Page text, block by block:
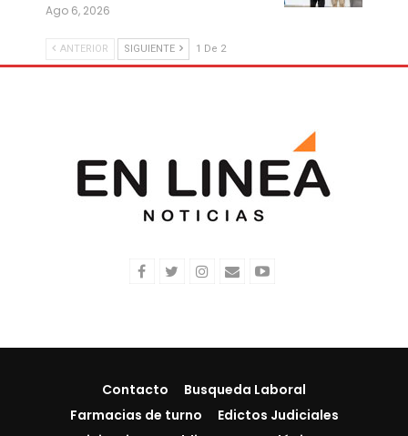
Ago 6, 2026
ANTERIOR SIGUIENTE 1 De 2
Contacto
Busqueda Laboral
Farmacias de turno
Edictos Judiciales